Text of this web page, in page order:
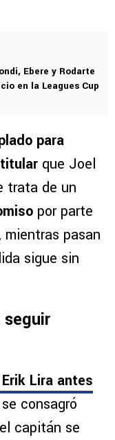
Ebere y Rodarte
en la Leagues Cup
para
que Joel
trata de un
por parte
pasan
sigue sin
seguir
Lira antes
consagró
capitán se